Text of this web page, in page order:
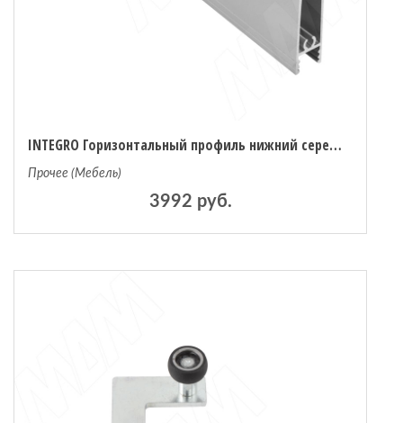
INTEGRO Горизонтальный профиль нижний серебро, L-6000 (IN01050A)
Прочее (Мебель)
3992 руб.